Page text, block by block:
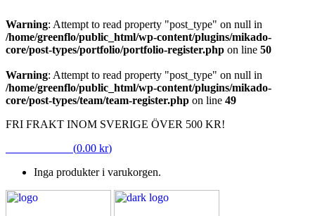
Warning: Attempt to read property "post_type" on null in
/home/greenflo/public_html/wp-content/plugins/mikado-
core/post-types/portfolio/portfolio-register.php on line 50
Warning: Attempt to read property "post_type" on null in
/home/greenflo/public_html/wp-content/plugins/mikado-
core/post-types/team/team-register.php on line 49
FRI FRAKT INOM SVERIGE ÖVER 500 KR!
(0.00 kr)
Inga produkter i varukorgen.